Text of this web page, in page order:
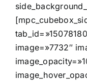
image=»7732″